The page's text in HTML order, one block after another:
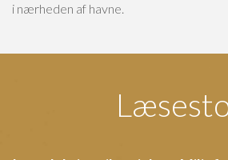
i nærheden af havne.